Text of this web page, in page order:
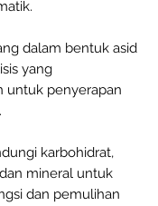
dalam bentuk asid
yang
untuk penyerapan
karbohidrat,
mineral untuk
dan pemulihan